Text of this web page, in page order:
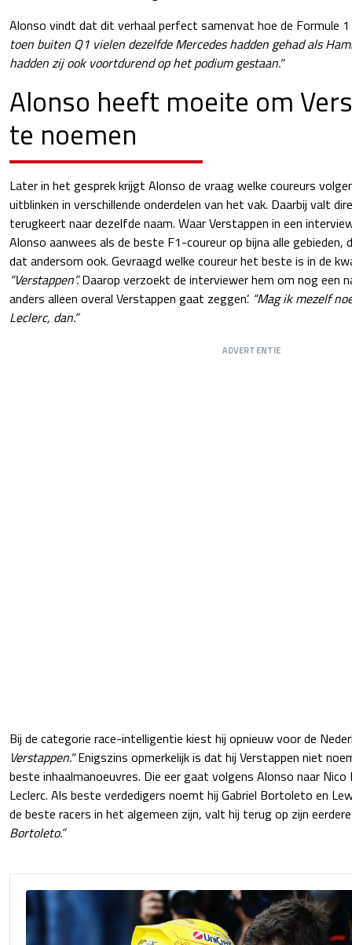
Alonso vindt dat dit verhaal perfect samenvat hoe de Formule
toen buiten Q1 vielen dezelfde Mercedes hadden gehad als
hadden zij ook voortdurend op het podium gestaan."
Alonso heeft moeite om
te noemen
Later in het gesprek krijgt Alonso de vraag welke coureurs
uitblinken in verschillende onderdelen van het vak. Daarbij valt
terugkeert naar dezelfde naam. Waar Verstappen in een
Alonso aanwees als de beste F1-coureur op bijna alle gebieden,
dat andersom ook. Gevraagd welke coureur het beste is in de
“Verstappen”.Daarop verzoekt de interviewer hem om nog een
anders alleen overal Verstappen gaat zeggen’. “Mag ik mezelf
Leclerc, dan.”
ADVERTENTIE
Bij de categorie race-intelligentie kiest hij opnieuw voor de
Verstappen."Enigszins opmerkelijk is dat hij Verstappen niet
beste inhaalmanoeuvres. Die eer gaat volgens Alonso naar Nico
Leclerc. Als beste verdedigers noemt hij Gabriel Bortoleto en
de beste racers in het algemeen zijn, valt hij terug op zijn
Bortoleto.”